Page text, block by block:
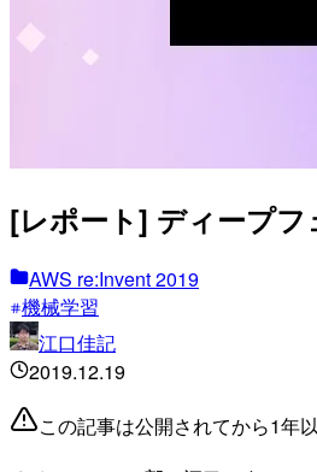
[レポート] ディープ
AWS re:Invent 2019
機械学習
江口佳記
2019.12.19
この記事は公開されてから1年